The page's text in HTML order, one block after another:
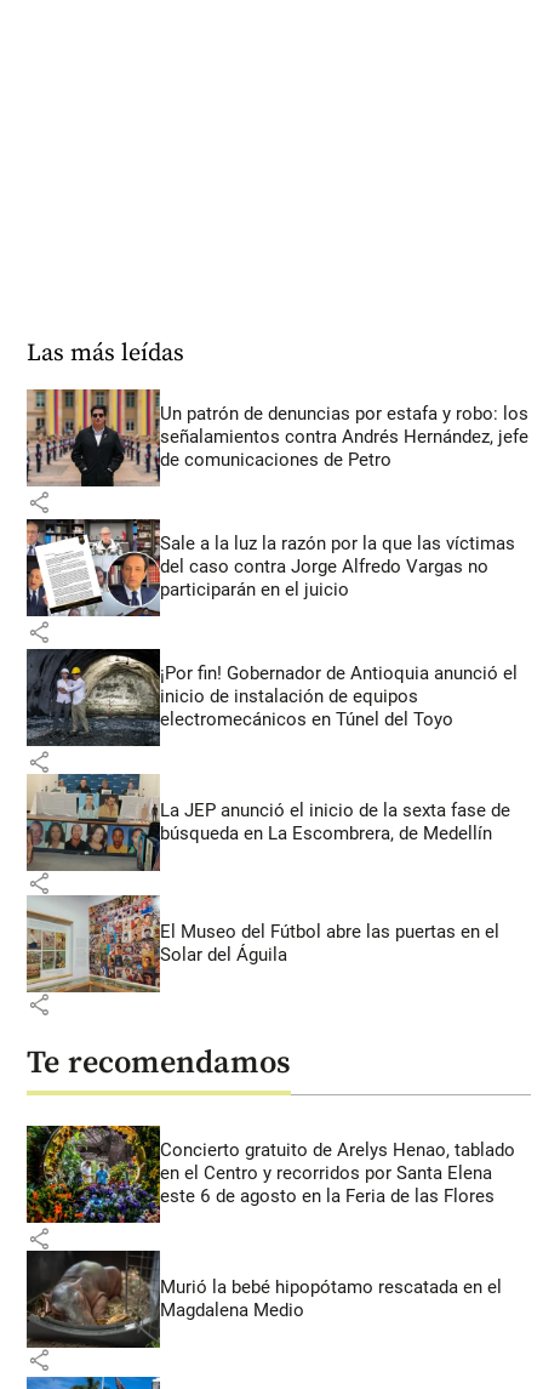
Las más leídas
Un patrón de denuncias por estafa y robo: los
señalamientos contra Andrés Hernández, jefe
de comunicaciones de Petro
share
Sale a la luz la razón por la que las víctimas
del caso contra Jorge Alfredo Vargas no
participarán en el juicio
share
¡Por fin! Gobernador de Antioquia anunció el
inicio de instalación de equipos
electromecánicos en Túnel del Toyo
share
La JEP anunció el inicio de la sexta fase de
búsqueda en La Escombrera, de Medellín
share
El Museo del Fútbol abre las puertas en el
Solar del Águila
share
Te recomendamos
Concierto gratuito de Arelys Henao, tablado
en el Centro y recorridos por Santa Elena
este 6 de agosto en la Feria de las Flores
share
Murió la bebé hipopótamo rescatada en el
Magdalena Medio
share